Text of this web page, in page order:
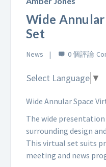
Wide
Set
News 0 個評論
Select Language ▼
Wide Annular Space
The wide
surrounding design
This virtual set suits
meeting and news